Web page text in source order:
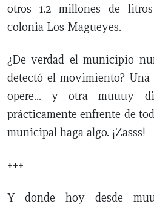
otros 1.2 millones de
colonia Los Magueyes.
¿De verdad el municipio
detectó el movimiento?
opere… y otra muuuy
prácticamente enfrente de
municipal haga algo. ¡Zasss!
+++
Y donde hoy desde